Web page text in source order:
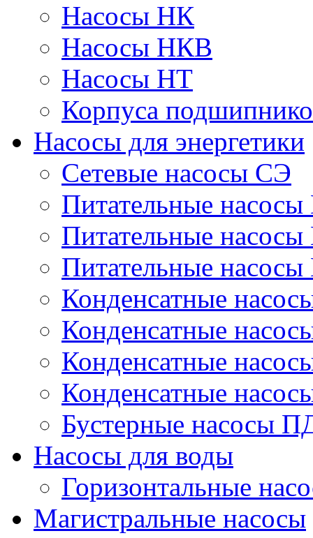
Насосы НК
Насосы НКВ
Насосы НТ
Корпуса
Насосы для энергетики
Сетевые насосы СЭ
Питательные
Питательные
Питательные
Конденсатные
Конденсатные
Конденсатные
Конденсатные
Бустерные насосы
Насосы для воды
Горизонтальные
Магистральные насосы